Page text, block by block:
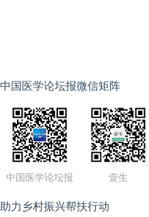
中国医学论坛报微信矩阵
中国医学论坛报 壹生
助力乡村振兴帮扶行动